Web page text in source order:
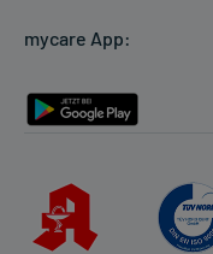
Rückgabe/Widerruf
mycare App: